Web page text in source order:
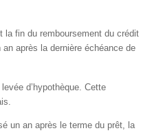
la fin du remboursement du crédit
après la dernière échéance de
d’hypothèque. Cette
un an après le terme du prêt, la